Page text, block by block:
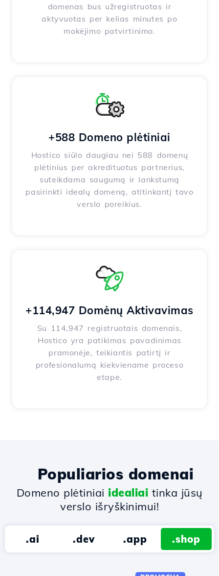
domenas bus užregistruotas ir
aktyvuotas per kelias minutes po
mokėjimo patvirtinimo.
+588 Domeno plėtiniai
Hostico siūlo daugiau nei 588 domenų
plėtinius per akredituotus partnerius,
suteikdama saugumą ir lankstumą
pasirinkti idealų domeną, atitinkantį tavo
verslo poreikius.
+114,947 Domėnų Aktivavimas
Su 114,947 registruotais domenais,
Hostico yra patikimas pavadinimas
pramonėje, teikiantis patirtį ir
profesionalumą kiekviename proceso
etape.
Populiarios domenai
Domeno plėtiniai idealiai tinka jūsų
verslo išryškinimui!
.ai .dev .app .shop